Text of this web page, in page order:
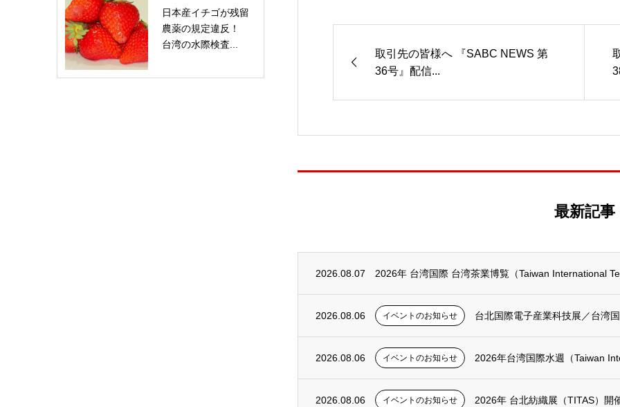
取引先の皆様へ 『SABC NEWS 第
36号』配信...
最新記事
2026.08.07 2026年 台湾国際 台湾茶業博覧（Taiwan International
2026.08.06 イベントのお知らせ 台北国際電子産業科技展／台湾
2026.08.06 イベントのお知らせ 2026年台湾国際水週（Taiwan
2026.08.06 イベントのお知らせ 2026年 台北紡織展（TITAS）開
日本産イチゴが残留
農薬の規定違反！
台湾の水際検査...